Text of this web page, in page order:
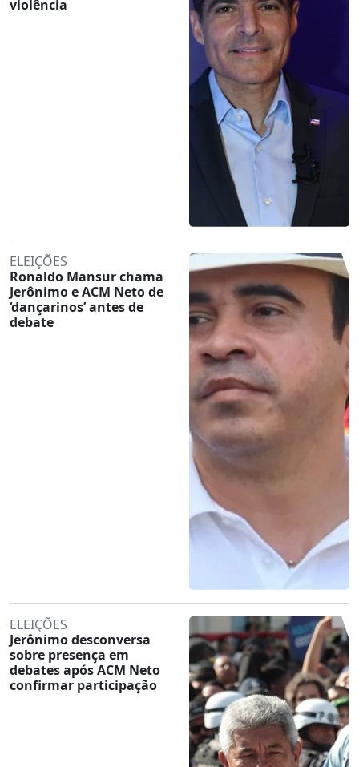
violência
ELEIÇÕES
Ronaldo Mansur chama
Jerônimo e ACM Neto de
‘dançarinos’ antes de
debate
ELEIÇÕES
Jerônimo desconversa
sobre presença em
debates após ACM Neto
confirmar participação